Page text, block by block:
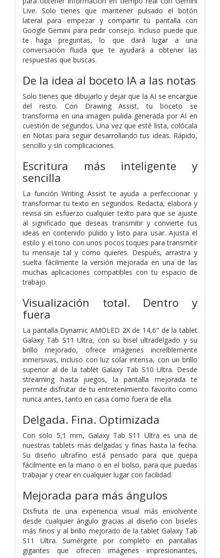
Live. Solo tienes que mantener pulsado el botón
lateral para empezar y compartir tu pantalla con
Google Gemini para pedir consejo. Incluso puede que
te haga preguntas, lo que dará lugar a una
conversación fluida que te ayudará a obtener las
respuestas que buscas.
De la idea al boceto IA a las notas
Solo tienes que dibujarlo y dejar que la AI se encargue
del resto. Con Drawing Assist, tu boceto se
transforma en una imagen pulida generada por AI en
cuestión de segundos. Una vez que esté lista, colócala
en Notas para seguir desarrollando tus ideas. Rápido,
sencillo y sin complicaciones.
Escritura más inteligente y
sencilla
La función Writing Assist te ayuda a perfeccionar y
transformar tu texto en segundos. Redacta, elabora y
revisa sin esfuerzo cualquier texto para que se ajuste
al significado que deseas transmitir y convierte tus
ideas en contenido pulido y listo para usar. Ajusta el
estilo y el tono con unos pocos toques para transmitir
tu mensaje tal y como quieres. Después, arrastra y
suelta fácilmente la versión mejorada en una de las
muchas aplicaciones compatibles con tu espacio de
trabajo.
Visualización total. Dentro y
fuera
La pantalla Dynamic AMOLED 2X de 14,6" de la tablet
Galaxy Tab S11 Ultra, con su bisel ultradelgado y su
brillo mejorado, ofrece imágenes increíblemente
inmersivas, incluso con luz solar intensa, con un brillo
superior al de la tablet Galaxy Tab S10 Ultra. Desde
streaming hasta juegos, la pantalla mejorada te
permite disfrutar de tu entretenimiento favorito como
nunca antes, tanto en casa como fuera de ella.
Delgada. Fina. Optimizada
Con solo 5,1 mm, Galaxy Tab S11 Ultra es una de
nuestras tablets más delgadas y finas hasta la fecha.
Su diseño ultrafino está pensado para que quepa
fácilmente en la mano o en el bolso, para que puedas
trabajar y crear en cualquier lugar con facilidad.
Mejorada para más ángulos
Disfruta de una experiencia visual más envolvente
desde cualquier ángulo gracias al diseño con biseles
más finos y al brillo mejorado de la tablet Galaxy Tab
S11 Ultra. Sumérgete por completo en pantallas
gigantes que ofrecen imágenes impresionantes,